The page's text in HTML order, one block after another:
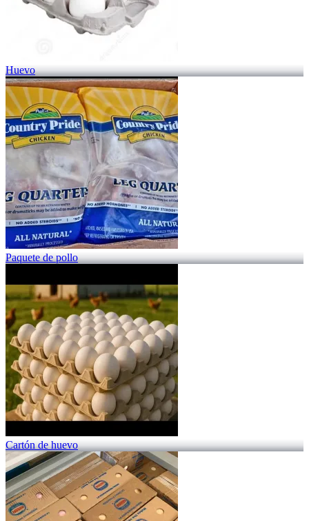
Huevo
Paquete de pollo
Cartón de huevo